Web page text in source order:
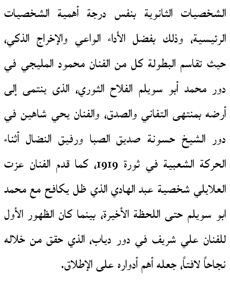
الشخصيات الثانوية بنفس درجة أهمية الشخصيات
الرئيسية، وذلك بفضل الأداء الواعي والإخراج الذكي،
حيث تقاسم البطولة كل من الفنان محمود المليجي في
دور محمد أبو سويلم الفلاح الثوري، الذى ينتمى إلى
أرضه بمنتهى التفاني والصدق، والفنان يحي شاهين في
دور الشيخ حسونة صديق الصبا ورفيق النضال أثناء
الحركة الشعبية في ثورة 1919، كما قدم الفنان عزت
العلايلي شخصية عبد الهادي الذي ظل يكافح مع محمد
ابو سويلم حتى اللحظة الأخيرة، بينما كان الظهور الأول
للفنان علي شريف في دور دياب، الذي حقق من خلاله
نجاحاً لافتاً، جعله أهم أدواره على الإطلاق.